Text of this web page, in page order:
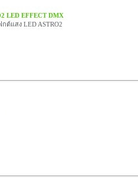
LED EFFECT DMX
ต์แสง LED ASTRO2